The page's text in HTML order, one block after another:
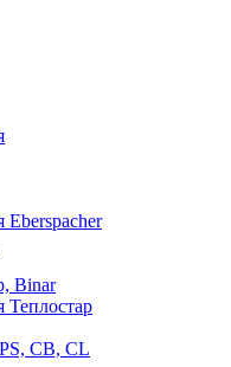
Eberspacher
Binar
Теплостар
CB, CL